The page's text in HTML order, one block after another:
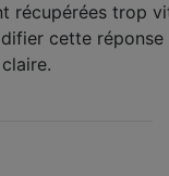
récupérées trop
cette réponse